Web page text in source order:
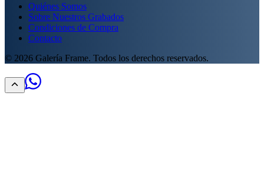
Quiénes Somos
Sobre Nuestros Grabados
Condiciones de Compra
Contacto
© 2026 Galería Frame. Todos los derechos reservados.